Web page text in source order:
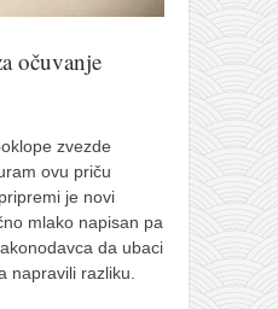
očuvanje
zvezde
ovu priču
je novi
mlako napisan pa
da ubaci
napravili razliku.